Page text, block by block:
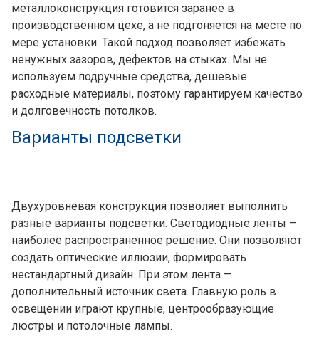
металлоконструкция готовится заранее в
производственном цехе, а не подгоняется на месте по
мере установки. Такой подход позволяет избежать
ненужных зазоров, дефектов на стыках. Мы не
используем подручные средства, дешевые
расходные материалы, поэтому гарантируем качество
и долговечность потолков.
Варианты подсветки
Двухуровневая конструкция позволяет выполнить
разные варианты подсветки. Светодиодные ленты –
наиболее распространенное решение. Они позволяют
создать оптические иллюзии, формировать
нестандартный дизайн. При этом лента —
дополнительный источник света. Главную роль в
освещении играют крупные, центрообразующие
люстры и потолочные лампы.